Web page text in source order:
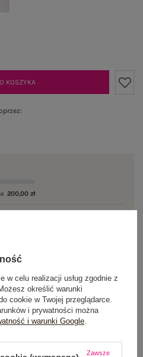
KOSZYKA
200,00 zł
w celu realizacji usług zgodnie z
Możesz określić warunki
cookie w Twojej przeglądarce.
i prywatności można
i warunki Google
Zawsze